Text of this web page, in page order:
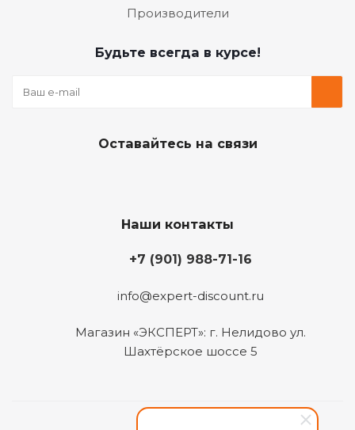
Производители
Будьте всегда в курсе!
Оставайтесь на связи
Наши контакты
+7 (901) 988-71-16
info@expert-discount.ru
Магазин «ЭКСПЕРТ»: г. Нелидово ул.
Шахтёрское шоссе 5